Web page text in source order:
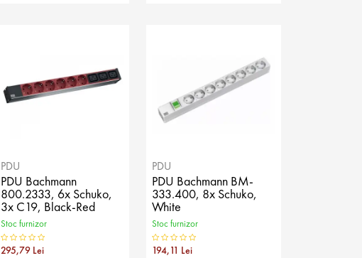
PDU
PDU Bachmann
800.2333, 6x Schuko,
3x C19, Black-Red
Stoc furnizor
295,79 Lei
PDU
PDU Bachmann BM-
333.400, 8x Schuko,
White
Stoc furnizor
194,11 Lei